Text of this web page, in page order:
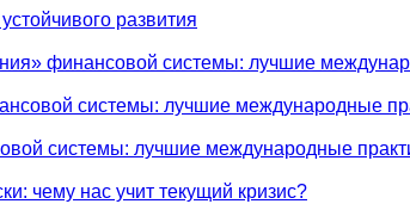
развития
финансовой системы: лучшие
системы: лучшие международные
системы: лучшие международные
чему нас учит текущий кризис?